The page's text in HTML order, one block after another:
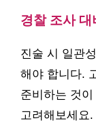
경찰 조사 대
진술 시 일관
해야 합니다.
준비하는 것
고려해보세요.